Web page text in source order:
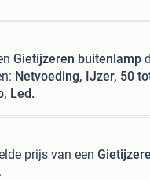
Gietijzeren buitenlamp
Netvoeding, IJzer, 50
Led.
prijs van een
.